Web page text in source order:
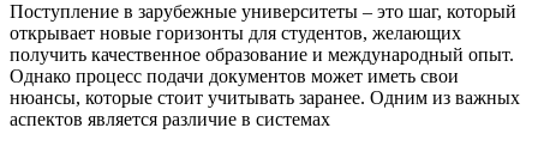
Поступление в зарубежные университеты – это шаг, который
открывает новые горизонты для студентов, желающих
получить качественное образование и международный опыт.
Однако процесс подачи документов может иметь свои
нюансы, которые стоит учитывать заранее. Одним из важных
аспектов является различие в системах